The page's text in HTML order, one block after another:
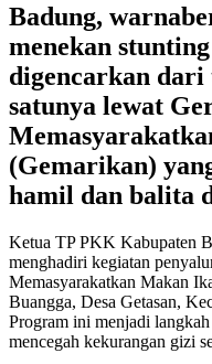
Badung,
menekan
digencarkan dari
satunya lewat
(Gemarikan)
hamil dan balita
Ketua TP PKK Kabupaten
menghadiri kegiatan
Memasyarakatkan Makan
Buangga, Desa Getasan,
Program ini menjadi
mencegah kekurangan gizi